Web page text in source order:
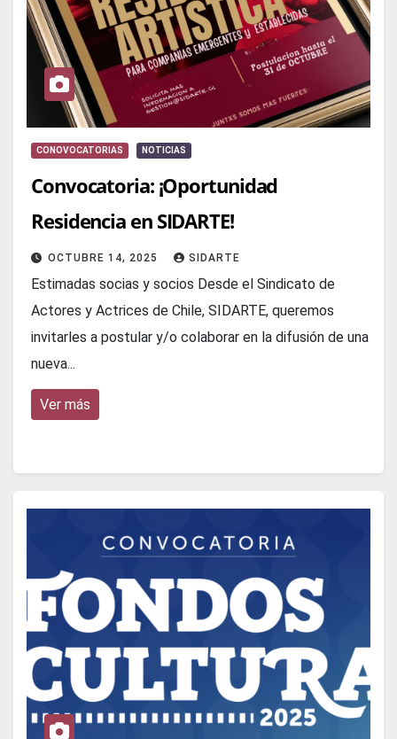
CONOVOCATORIAS NOTICIAS
Convocatoria: ¡Oportunidad
Residencia en SIDARTE!
OCTUBRE 14, 2025 SIDARTE
Estimadas socias y socios Desde el Sindicato de
Actores y Actrices de Chile, SIDARTE, queremos
invitarles a postular y/o colaborar en la difusión de una
nueva...
Ver más